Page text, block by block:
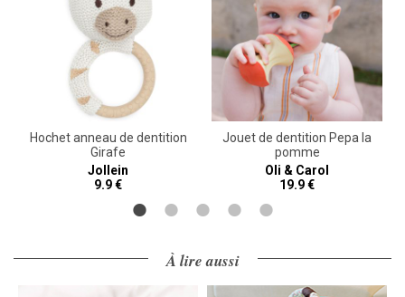
Hochet anneau de dentition
Girafe
Jollein
9.9 €
Jouet de dentition Pepa la
pomme
Oli & Carol
19.9 €
À lire aussi